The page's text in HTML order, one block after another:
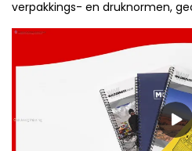
verpakkings- en druknormen,
verpakkings- en